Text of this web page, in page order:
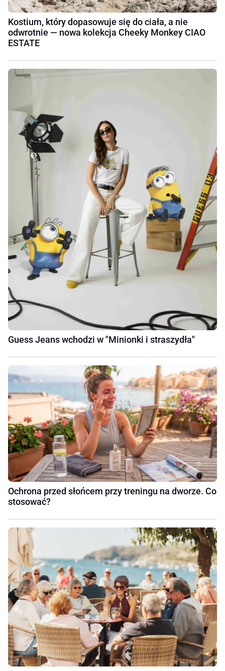
Kostium, który dopasowuje się do ciała, a nie
odwrotnie — nowa kolekcja Cheeky Monkey CIAO
ESTATE
Guess Jeans wchodzi w "Minionki i straszydła"
Ochrona przed słońcem przy treningu na dworze. Co
stosować?